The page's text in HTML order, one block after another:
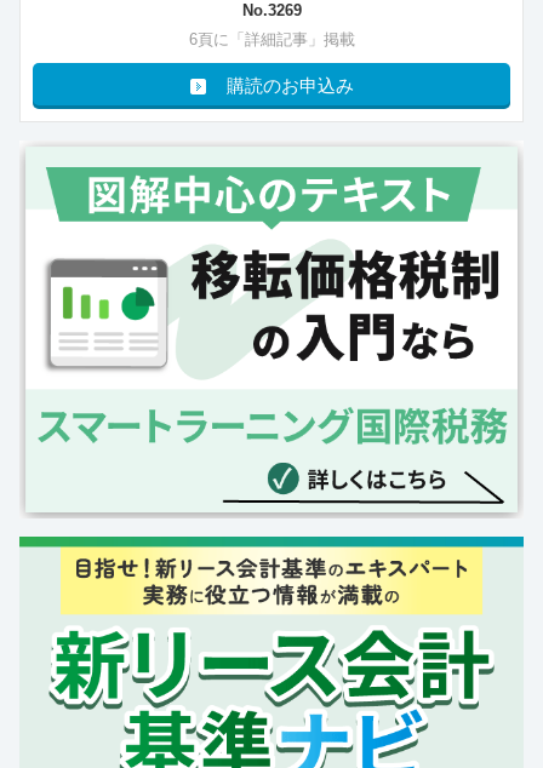
No.3269
6頁に「詳細記事」掲載
購読のお申込み